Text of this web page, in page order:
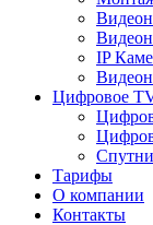
IP
Цифровое
Тарифы
О компании
Контакты